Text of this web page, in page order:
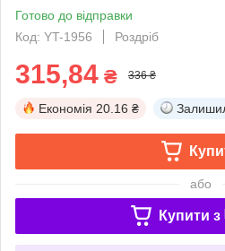
Готово до відправки
Код: YT-1956
Роздріб
315,84 ₴ 336 ₴
Економія 20.16 ₴
або
Купити з